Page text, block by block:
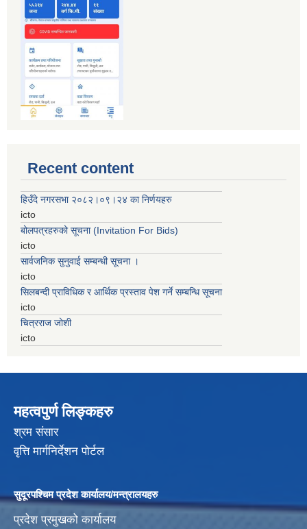
Recent content
हिउँदे नगरसभा २०८२।०९।२४ का निर्णयहरु
icto
बोलपत्रहरुको सूचना (Invitation For Bids)
icto
सार्वजनिक सुनुवाई सम्बन्धी सूचना ।
icto
सिलबन्दी प्राविधिक र आर्थिक प्रस्ताव पेश गर्ने सम्बन्धि सूचना
icto
चित्रराज जोशी
icto
महत्वपुर्ण लिङ्कहरु
श्रम संसार
वृत्ति मार्गनिर्देशन पोर्टल
सुदूरपश्चिम प्रदेश कार्यालय/मन्त्रालयहरु
प्रदेश प्रमुखको कार्यालय